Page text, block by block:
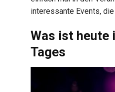
interessante Events,
Was ist heute
Tages